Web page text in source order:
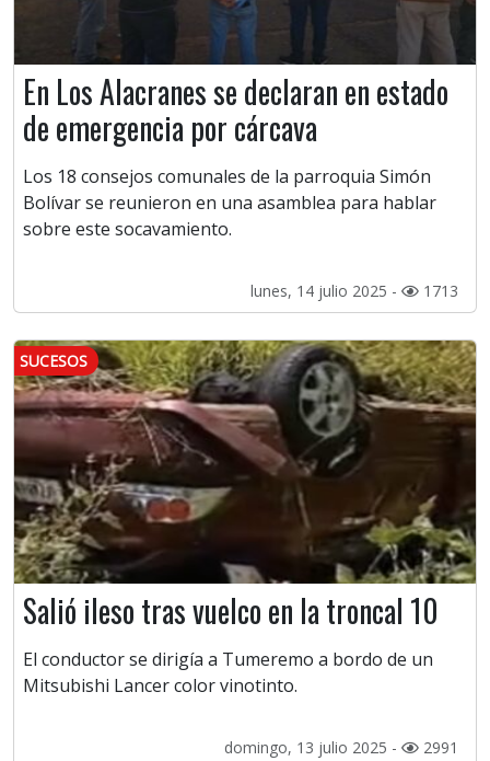
En Los Alacranes se declaran en estado
de emergencia por cárcava
Los 18 consejos comunales de la parroquia Simón
Bolívar se reunieron en una asamblea para hablar
sobre este socavamiento.
lunes, 14 julio 2025 - 1713
SUCESOS
Salió ileso tras vuelco en la troncal 10
El conductor se dirigía a Tumeremo a bordo de un
Mitsubishi Lancer color vinotinto.
domingo, 13 julio 2025 - 2991